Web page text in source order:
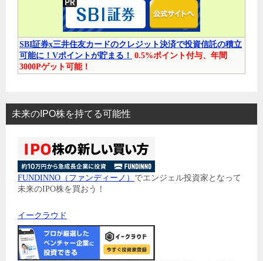
SBI証券x三井住友カードのクレジット決済で投資信託の積立
可能に！Vポイントが貯まる！ 0.5%ポイント付与、年間
3000Pゲット可能！
未来のIPO株を持てる可能性
FUNDINNO（ファンディーノ） でエンジェル投資家となって
未来のIPO株を買おう！
イークラウド